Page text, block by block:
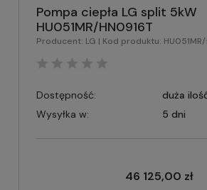
Pompa ciepła LG split 5kW
HU051MR/HN0916T
Producent: LG | Kod produktu:
Dostępność:
duża
Wysyłka w:
5 dni
46 125,00 zł